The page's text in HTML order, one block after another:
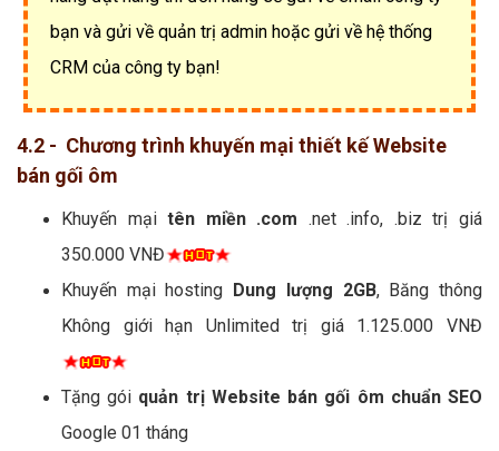
bạn và gửi về quản trị admin hoặc gửi về hệ thống
CRM của công ty bạn!
4.2 - Chương trình khuyến mại thiết kế Website
bán gối ôm
Khuyến mạitên miền .com .net .info, .biz trị giá
350.000 VNĐ
Khuyến mại hosting Dung lượng 2GB, Băng thông
Không giới hạn Unlimited trị giá 1.125.000 VNĐ
Tặng gói quản trị Website bán gối ôm chuẩn SEO
Google 01 tháng